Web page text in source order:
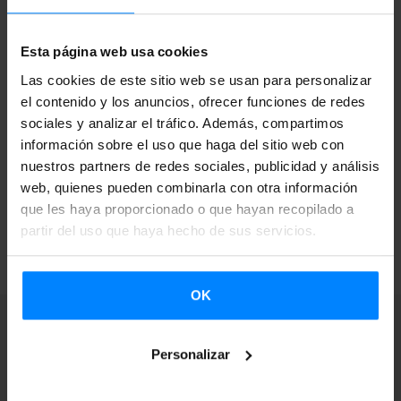
Esta página web usa cookies
Las cookies de este sitio web se usan para personalizar
el contenido y los anuncios, ofrecer funciones de redes
sociales y analizar el tráfico. Además, compartimos
información sobre el uso que haga del sitio web con
nuestros partners de redes sociales, publicidad y análisis
web, quienes pueden combinarla con otra información
que les haya proporcionado o que hayan recopilado a
partir del uso que haya hecho de sus servicios.
OK
Personalizar
ayudado entre otros, por el Instituto Vasco Etxepare.
Según la nota de prensa que han publicado, las novedades
premio Boina de Oro,harán que el festival de un gran
paso cualitativo.El jurado que elegira al premiado, estará
formado por miembros conocidos del cine catalán.
VOLVER